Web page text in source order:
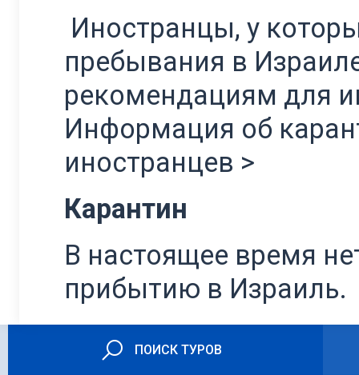
Иностранцы, у
пребывания в
рекомендациям для
Информация об
иностранцев >
Карантин
В настоящее время
прибытию в Израиль.
ПОИСК ТУРОВ